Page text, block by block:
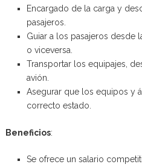
Encargado de la carga y
pasajeros.
Guiar a los pasajeros desde
o viceversa.
Transportar los equipajes,
avión.
Asegurar que los equipos y
correcto estado.
Beneficios:
Se ofrece un salario